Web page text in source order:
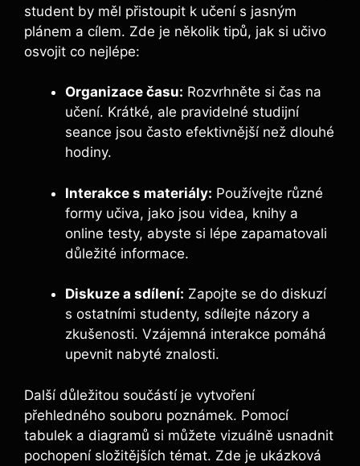
student by měl přistoupit k učení s ‍jasným
plánem‍ a cílem. Zde ⁣je několik tipů, jak si učivo
osvojit co nejlépe:
Organizace času: Rozvrhněte si čas na
učení. Krátké, ale pravidelné studijní
seance jsou často efektivnější než dlouhé
hodiny.
Interakce s ​materiály: Používejte různé
formy⁣ učiva, jako jsou videa, knihy ⁣a‍
online testy, abyste si lépe zapamatovali
důležité informace.
Diskuze a sdílení: Zapojte se do diskuzí
s ostatními studenty, sdílejte názory a
zkušenosti. Vzájemná interakce pomáhá
upevnit nabyté znalosti.
Další důležitou součástí je vytvoření
přehledného souboru poznámek. Pomocí
tabulek a diagramů si můžete vizuálně usnadnit
pochopení složitějších témat. Zde‌ je ⁤ukázková